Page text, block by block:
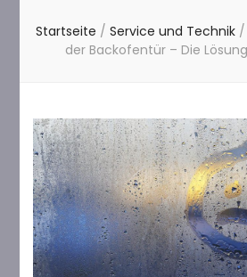
Startseite / Service und Technik /
der Backofentür – Die